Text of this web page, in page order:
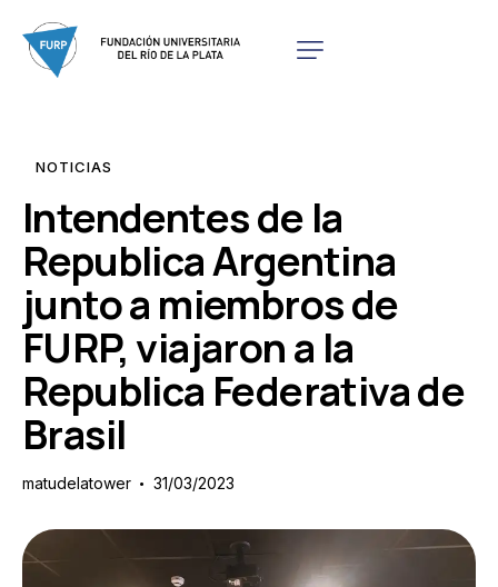
NOTICIAS
Intendentes de la
Republica Argentina
junto a miembros de
FURP, viajaron a la
Republica Federativa de
Brasil
matudelatower 31/03/2023